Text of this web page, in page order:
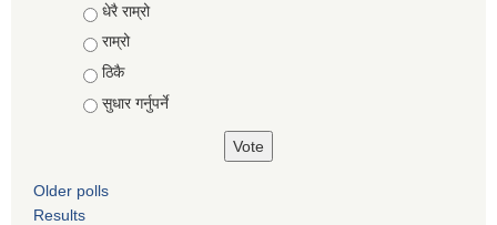
Choices
धेरै राम्रो
राम्रो
ठिकै
सुधार गर्नुपर्ने
Older polls
Results